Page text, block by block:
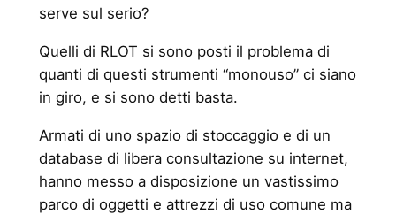
serve sul serio?
Quelli di RLOT si sono posti il problema di
quanti di questi strumenti “monouso” ci siano
in giro, e si sono detti basta.
Armati di uno spazio di stoccaggio e di un
database di libera consultazione su internet,
hanno messo a disposizione un vastissimo
parco di oggetti e attrezzi di uso comune ma